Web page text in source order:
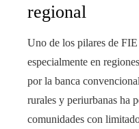
regional
Uno de los pilares de
especialmente en
por la banca
rurales y periurbanas ha
comunidades con